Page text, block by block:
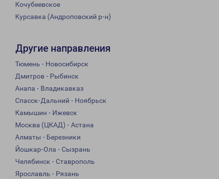
Кочубеевское
Курсавка (Андроповский р-н)
Другие направления
Тюмень - Новосибирск
Дмитров - Рыбинск
Анапа - Владикавказ
Спасск-Дальний - Ноябрьск
Камышин - Ижевск
Москва (ЦКАД) - Астана
Алматы - Березники
Йошкар-Ола - Сызрань
Челябинск - Ставрополь
Ярославль - Рязань